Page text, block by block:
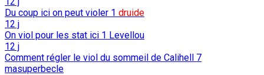
Du coup ici on peut violer 1 druide
12 j
On viol pour les stat ici 1 Levellou
12 j
Comment régler le viol du sommeil de Calihell 7
masuperbecle